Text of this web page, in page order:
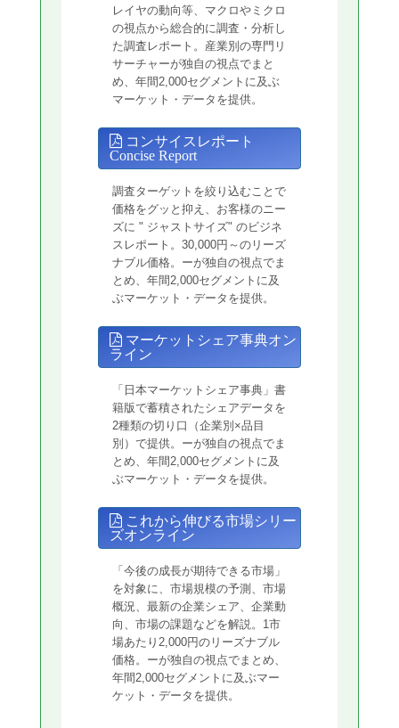
レイヤの動向等、マクロやミクロ
の視点から総合的に調査・分析し
た調査レポート。産業別の専門リ
サーチャーが独自の視点でまと
め、年間2,000セグメントに及ぶ
マーケット・データを提供。
コンサイスレポート
Concise Report
調査ターゲットを絞り込むことで
価格をグッと抑え、お客様のニー
ズに " ジャストサイズ" のビジネ
スレポート。30,000円～のリーズ
ナブル価格。ーが独自の視点でま
とめ、年間2,000セグメントに及
ぶマーケット・データを提供。
マーケットシェア事典オン
ライン
「日本マーケットシェア事典」書
籍版で蓄積されたシェアデータを
2種類の切り口（企業別×品目
別）で提供。ーが独自の視点でま
とめ、年間2,000セグメントに及
ぶマーケット・データを提供。
これから伸びる市場シリー
ズオンライン
「今後の成長が期待できる市場」
を対象に、市場規模の予測、市場
概況、最新の企業シェア、企業動
向、市場の課題などを解説。1市
場あたり2,000円のリーズナブル
価格。ーが独自の視点でまとめ、
年間2,000セグメントに及ぶマー
ケット・データを提供。